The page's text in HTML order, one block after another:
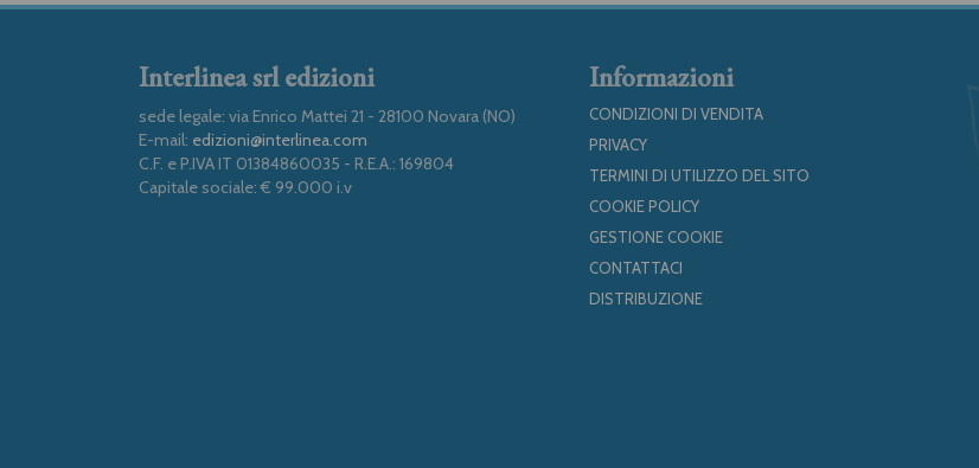
Interlinea srl edizioni
sede legale: via Enrico Mattei 21 - 28100 Novara (NO)
E-mail: edizioni@interlinea.com
C.F. e P.IVA IT 01384860035 - R.E.A.: 169804
Capitale sociale: € 99.000 i.v
Informazioni
CONDIZIONI DI VENDITA
PRIVACY
TERMINI DI UTILIZZO DEL SITO
COOKIE POLICY
GESTIONE COOKIE
CONTATTACI
DISTRIBUZIONE